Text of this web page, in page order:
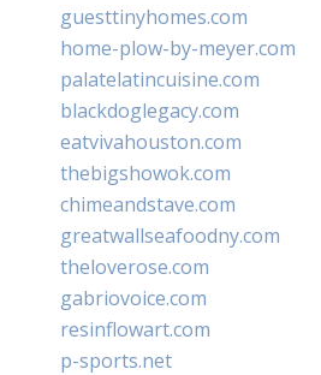
guesttinyhomes.com
home-plow-by-meyer.com
palatelatincuisine.com
blackdoglegacy.com
eatvivahouston.com
thebigshowok.com
chimeandstave.com
greatwallseafoodny.com
theloverose.com
gabriovoice.com
resinflowart.com
p-sports.net